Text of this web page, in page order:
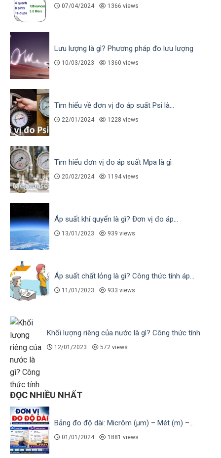
07/04/2024 1366 views
Lưu lượng là gì? Phương pháp đo lưu lượng
10/03/2023 1360 views
Tìm hiểu về đơn vị đo áp suất Psi là...
22/01/2024 1228 views
Tìm hiểu đơn vị đo áp suất Mpa là gì
20/02/2024 1194 views
Áp suất khí quyển là gì? Đơn vị đo áp...
13/01/2023 939 views
Áp suất chất lỏng là gì? Công thức tính áp...
11/01/2023 933 views
Khối lượng riêng của nước là gì? Công thức tính
12/01/2023 572 views
ĐỌC NHIỀU NHẤT
Bảng đo độ dài: Micrôm (µm) – Mét (m) –...
01/01/2024 1881 views